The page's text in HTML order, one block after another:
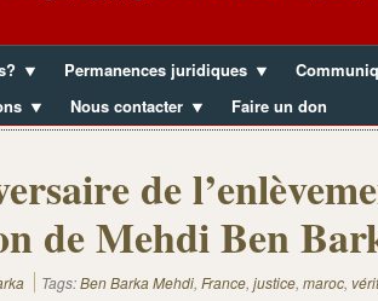
Permanences juridiques
Nous contacter Faire un don
de
de Mehdi Ben
Tags:Ben Barka Mehdi, France, justice, maroc,